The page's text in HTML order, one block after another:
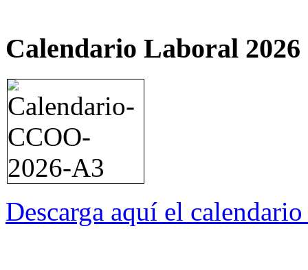
Calendario Laboral 2026
Descarga aquí el